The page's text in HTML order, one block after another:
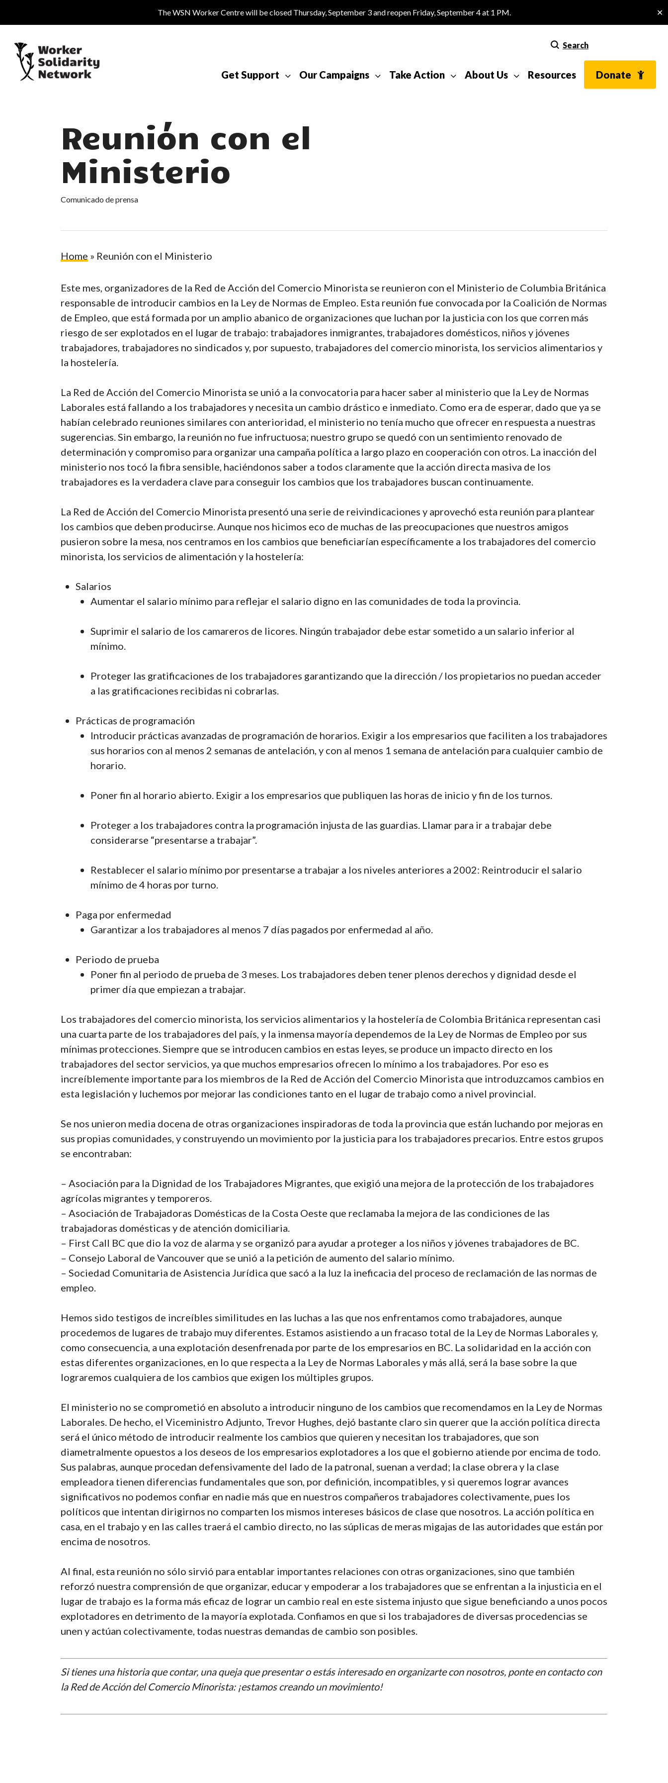
to
content
Hit enter to search or ESC to close
The WSN Worker Centre will be closed Thursday, September 3 and reopen Friday, September 4 at 1 PM. ✕
Get Support Our Campaigns Take Action About Us Resources Donate
Search
Reunión con el
Ministerio
Comunicado de prensa
Home » Reunión con el Ministerio
Este mes, organizadores de la Red de Acción del Comercio Minorista se reunieron con el Ministerio de Columbia Británica
responsable de introducir cambios en la Ley de Normas de Empleo. Esta reunión fue convocada por la Coalición de Normas
de Empleo, que está formada por un amplio abanico de organizaciones que luchan por la justicia con los que corren más
riesgo de ser explotados en el lugar de trabajo: trabajadores inmigrantes, trabajadores domésticos, niños y jóvenes
trabajadores, trabajadores no sindicados y, por supuesto, trabajadores del comercio minorista, los servicios alimentarios y
la hostelería.
La Red de Acción del Comercio Minorista se unió a la convocatoria para hacer saber al ministerio que la Ley de Normas
Laborales está fallando a los trabajadores y necesita un cambio drástico e inmediato. Como era de esperar, dado que ya se
habían celebrado reuniones similares con anterioridad, el ministerio no tenía mucho que ofrecer en respuesta a nuestras
sugerencias. Sin embargo, la reunión no fue infructuosa; nuestro grupo se quedó con un sentimiento renovado de
determinación y compromiso para organizar una campaña política a largo plazo en cooperación con otros. La inacción del
ministerio nos tocó la fibra sensible, haciéndonos saber a todos claramente que la acción directa masiva de los
trabajadores es la verdadera clave para conseguir los cambios que los trabajadores buscan continuamente.
La Red de Acción del Comercio Minorista presentó una serie de reivindicaciones y aprovechó esta reunión para plantear
los cambios que deben producirse. Aunque nos hicimos eco de muchas de las preocupaciones que nuestros amigos
pusieron sobre la mesa, nos centramos en los cambios que beneficiarían específicamente a los trabajadores del comercio
minorista, los servicios de alimentación y la hostelería:
Salarios
Aumentar el salario mínimo para reflejar el salario digno en las comunidades de toda la provincia.
Suprimir el salario de los camareros de licores. Ningún trabajador debe estar sometido a un salario inferior al
mínimo.
Proteger las gratificaciones de los trabajadores garantizando que la dirección / los propietarios no puedan acceder
a las gratificaciones recibidas ni cobrarlas.
Prácticas de programación
Introducir prácticas avanzadas de programación de horarios. Exigir a los empresarios que faciliten a los trabajadores
sus horarios con al menos 2 semanas de antelación, y con al menos 1 semana de antelación para cualquier cambio de
horario.
Poner fin al horario abierto. Exigir a los empresarios que publiquen las horas de inicio y fin de los turnos.
Proteger a los trabajadores contra la programación injusta de las guardias. Llamar para ir a trabajar debe
considerarse “presentarse a trabajar”.
Restablecer el salario mínimo por presentarse a trabajar a los niveles anteriores a 2002: Reintroducir el salario
mínimo de 4 horas por turno.
Paga por enfermedad
Garantizar a los trabajadores al menos 7 días pagados por enfermedad al año.
Periodo de prueba
Poner fin al periodo de prueba de 3 meses. Los trabajadores deben tener plenos derechos y dignidad desde el
primer día que empiezan a trabajar.
Los trabajadores del comercio minorista, los servicios alimentarios y la hostelería de Colombia Británica representan casi
una cuarta parte de los trabajadores del país, y la inmensa mayoría dependemos de la Ley de Normas de Empleo por sus
mínimas protecciones. Siempre que se introducen cambios en estas leyes, se produce un impacto directo en los
trabajadores del sector servicios, ya que muchos empresarios ofrecen lo mínimo a los trabajadores. Por eso es
increíblemente importante para los miembros de la Red de Acción del Comercio Minorista que introduzcamos cambios en
esta legislación y luchemos por mejorar las condiciones tanto en el lugar de trabajo como a nivel provincial.
Se nos unieron media docena de otras organizaciones inspiradoras de toda la provincia que están luchando por mejoras en
sus propias comunidades, y construyendo un movimiento por la justicia para los trabajadores precarios. Entre estos grupos
se encontraban:
– Asociación para la Dignidad de los Trabajadores Migrantes, que exigió una mejora de la protección de los trabajadores
agrícolas migrantes y temporeros.
– Asociación de Trabajadoras Domésticas de la Costa Oeste que reclamaba la mejora de las condiciones de las
trabajadoras domésticas y de atención domiciliaria.
– First Call BC que dio la voz de alarma y se organizó para ayudar a proteger a los niños y jóvenes trabajadores de BC.
– Consejo Laboral de Vancouver que se unió a la petición de aumento del salario mínimo.
– Sociedad Comunitaria de Asistencia Jurídica que sacó a la luz la ineficacia del proceso de reclamación de las normas de
empleo.
Hemos sido testigos de increíbles similitudes en las luchas a las que nos enfrentamos como trabajadores, aunque
procedemos de lugares de trabajo muy diferentes. Estamos asistiendo a un fracaso total de la Ley de Normas Laborales y,
como consecuencia, a una explotación desenfrenada por parte de los empresarios en BC. La solidaridad en la acción con
estas diferentes organizaciones, en lo que respecta a la Ley de Normas Laborales y más allá, será la base sobre la que
lograremos cualquiera de los cambios que exigen los múltiples grupos.
El ministerio no se comprometió en absoluto a introducir ninguno de los cambios que recomendamos en la Ley de Normas
Laborales. De hecho, el Viceministro Adjunto, Trevor Hughes, dejó bastante claro sin querer que la acción política directa
será el único método de introducir realmente los cambios que quieren y necesitan los trabajadores, que son
diametralmente opuestos a los deseos de los empresarios explotadores a los que el gobierno atiende por encima de todo.
Sus palabras, aunque procedan defensivamente del lado de la patronal, suenan a verdad; la clase obrera y la clase
empleadora tienen diferencias fundamentales que son, por definición, incompatibles, y si queremos lograr avances
significativos no podemos confiar en nadie más que en nuestros compañeros trabajadores colectivamente, pues los
políticos que intentan dirigirnos no comparten los mismos intereses básicos de clase que nosotros. La acción política en
casa, en el trabajo y en las calles traerá el cambio directo, no las súplicas de meras migajas de las autoridades que están por
encima de nosotros.
Al final, esta reunión no sólo sirvió para entablar importantes relaciones con otras organizaciones, sino que también
reforzó nuestra comprensión de que organizar, educar y empoderar a los trabajadores que se enfrentan a la injusticia en el
lugar de trabajo es la forma más eficaz de lograr un cambio real en este sistema injusto que sigue beneficiando a unos pocos
explotadores en detrimento de la mayoría explotada. Confiamos en que si los trabajadores de diversas procedencias se
unen y actúan colectivamente, todas nuestras demandas de cambio son posibles.
Si tienes una historia que contar, una queja que presentar o estás interesado en organizarte con nosotros, ponte en contacto con
la Red de Acción del Comercio Minorista: ¡estamos creando un movimiento!